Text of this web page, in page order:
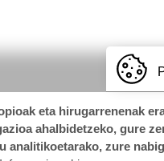
eta hirugarrenenak
ahalbidetzeko, gure
analitikoetarako, zure